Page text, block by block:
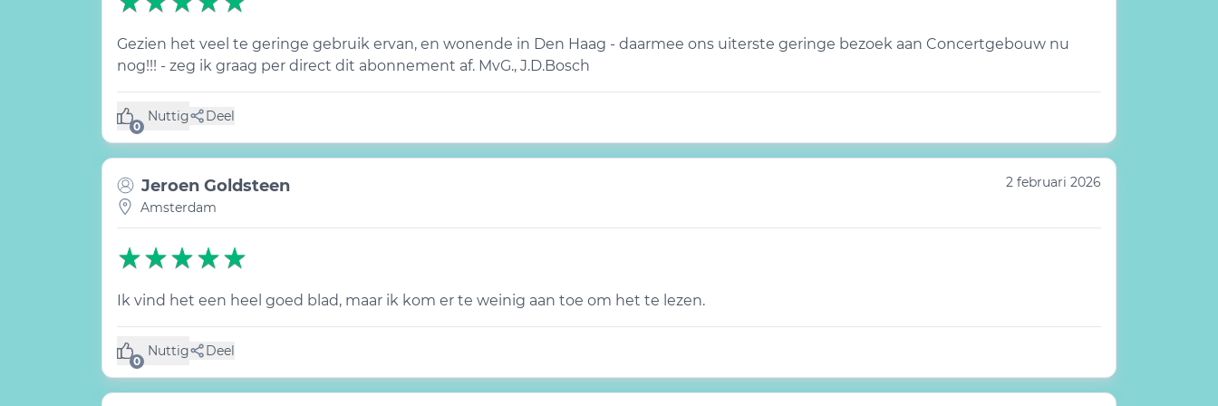
Gezien het veel te geringe gebruik ervan, en wonende in Den Haag - daarmee ons uiterste geringe bezoek aan Concertgebouw nu
nog!!! - zeg ik graag per direct dit abonnement af. MvG., J.D.Bosch
0
Nuttig
(0 like) Deel
Jeroen Goldsteen
Amsterdam
2 februari 2026
Ik vind het een heel goed blad, maar ik kom er te weinig aan toe om het te lezen.
0
Nuttig
(0 like) Deel